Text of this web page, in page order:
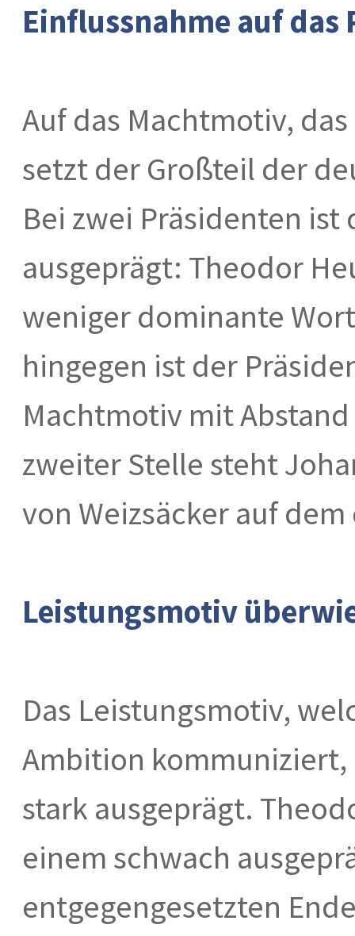
Einflussnahme auf
Auf das Machtmotiv,
setzt der Großteil der
Bei zwei Präsidenten
ausgeprägt: Theodor
weniger dominante
hingegen ist der
Machtmotiv mit
zweiter Stelle steht
von Weizsäcker auf
Leistungsmotiv
Das Leistungsmotiv,
Ambition
stark ausgeprägt.
einem schwach
entgegengesetzten